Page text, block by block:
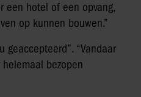
een hotel of een opvang,
op kunnen bouwen.”
geaccepteerd”. “Vandaar
bezopen